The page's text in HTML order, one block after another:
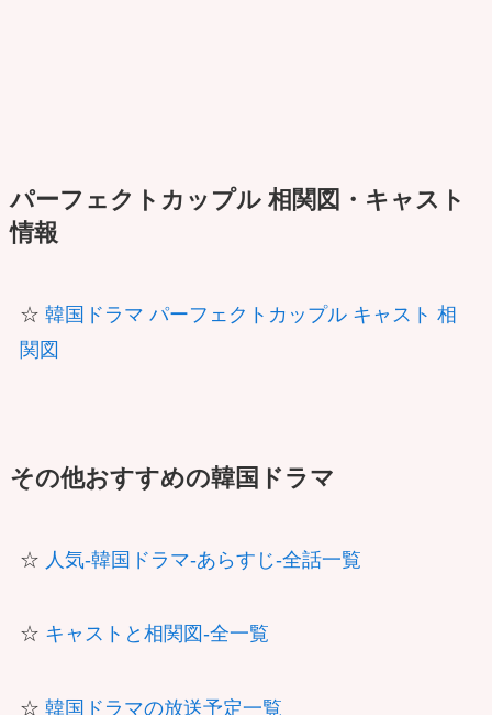
パーフェクトカップル 相関図・キャスト
情報
☆ 韓国ドラマ パーフェクトカップル キャスト 相
関図
その他おすすめの韓国ドラマ
☆ 人気-韓国ドラマ-あらすじ-全話一覧
☆ キャストと相関図-全一覧
☆ 韓国ドラマの放送予定一覧